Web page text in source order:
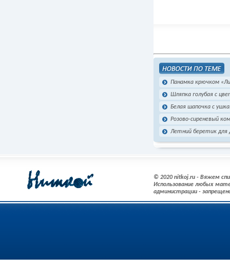
Панамка крючком
Шляпка голубая с
Белая шапочка с
Розово-сиреневый
Летний беретик для
© 2020 nitkoj.ru - Вяжем
Использование любых
администрации -